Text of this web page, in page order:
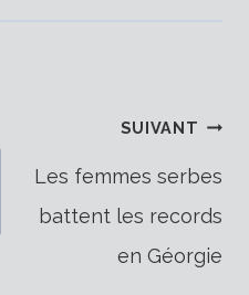
SUIVANT
Les femmes serbes
battent les records
en Géorgie